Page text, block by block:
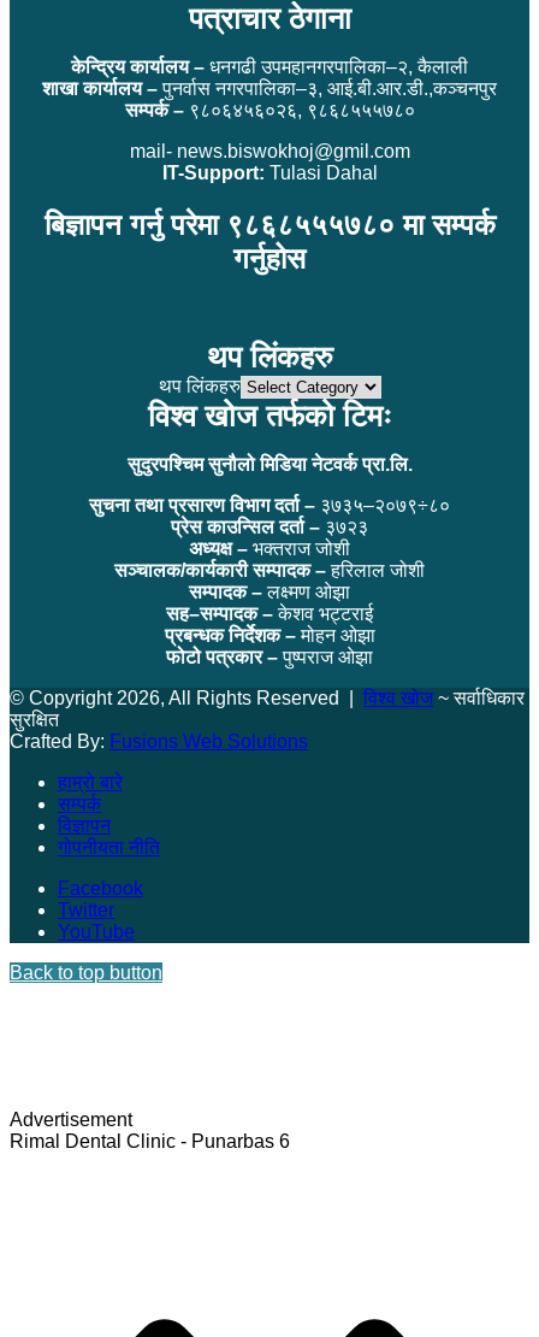
पत्राचार ठेगाना
केन्द्रिय कार्यालय – धनगढी उपमहानगरपालिका–२, कैलाली
शाखा कार्यालय –पुनर्वास नगरपालिका–३, आई.बी.आर.डी.,कञ्चनपुर
सम्पर्क –९८०६४५६०२६, ९८६८५५५७८०
mail- news.biswokhoj@gmil.com
IT-Support: Tulasi Dahal
बिज्ञापन गर्नु परेमा ९८६८५५५७८० मा सम्पर्क
गर्नुहोस
थप लिंकहरु
थप लिंकहरु
विश्व खोज तर्फको टिमः
सुदुरपश्चिम सुनौलो मिडिया नेटवर्क प्रा.लि.
सुचना तथा प्रसारण विभाग दर्ता – ३७३५–२०७९÷८०
प्रेस काउन्सिल दर्ता – ३७२३
अध्यक्ष – भक्तराज जोशी
सञ्चालक/कार्यकारी सम्पादक –हरिलाल जोशी
सम्पादक –लक्ष्मण ओझा
सह–सम्पादक –केशव भट्टराई
प्रबन्धक निर्देशक –मोहन ओझा
फोटो पत्रकार –पुष्पराज ओझा
© Copyright 2026, All Rights Reserved | विश्व खोज~ सर्वाधिकार
सुरक्षित
Crafted By: Fusions Web Solutions
हाम्रो बारे
सम्पर्क
विज्ञापन
गोपनीयता नीति
Facebook
Twitter
YouTube
Back to top button
Advertisement
Rimal Dental Clinic - Punarbas 6